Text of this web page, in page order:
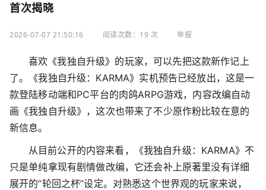
首次揭晓
2026-07-07 21:50:16 阅读次数：19 次 举报
喜欢《我独自升级》的玩家，可以先把这款新作记上
了。《我独自升级：KARMA》实机预告已经放出，这是一
款登陆移动端和PC平台的肉鸽ARPG游戏，内容改编自动
画《我独自升级》，这次也带来了不少原作粉比较在意的
新信息。
从目前公开的内容来看，《我独自升级：KARMA》不
只是单纯拿现有剧情做改编，它还会补上原著里没有详细
展开的“轮回之杯”设定。对熟悉这个世界观的玩家来说，